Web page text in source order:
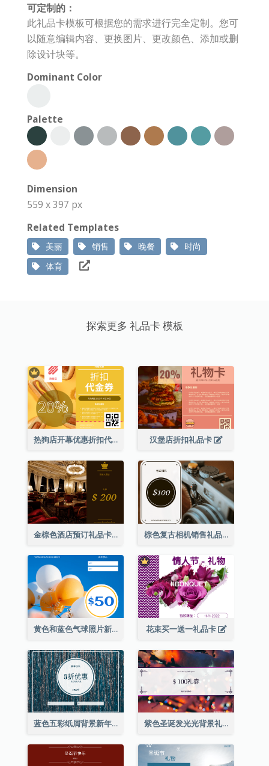
可定制的：
此礼品卡模板可根据您的需求进行完全定制。您可
以随意编辑内容、更换图片、更改颜色、添加或删
除设计块等。
Dominant Color
Palette
Dimension
559 x 397 px
Related Templates
美丽 销售 晚餐
时尚
体育
探索更多 礼品卡 模板
热狗店开幕优惠折扣代金券 汉堡店折扣礼品卡
金棕色酒店预订礼品卡 棕色复古相机销售礼品卡
黄色和蓝色气球照片新年礼品卡 花束买一送一礼品卡
蓝色五彩纸屑背景新年销售礼品卡 紫色圣诞发光光背景礼品卡